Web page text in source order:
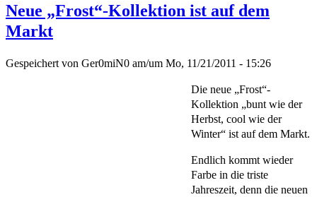
Neue „Frost“-Kollektion ist auf dem
Markt
Gespeichert von Ger0miN0 am/um Mo, 11/21/2011 - 15:26
Die neue „Frost“-
Kollektion „bunt wie der
Herbst, cool wie der
Winter“ ist auf dem Markt.
Endlich kommt wieder
Farbe in die triste
Jahreszeit, denn die neuen